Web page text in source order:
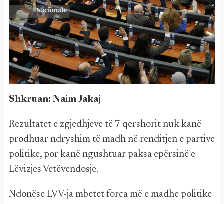
Shkruan: Naim Jakaj
Rezultatet e zgjedhjeve të 7 qershorit nuk kanë
prodhuar ndryshim të madh në renditjen e partive
politike, por kanë ngushtuar paksa epërsinë e
Lëvizjes Vetëvendosje.
Ndonëse LVV-ja mbetet forca më e madhe politike